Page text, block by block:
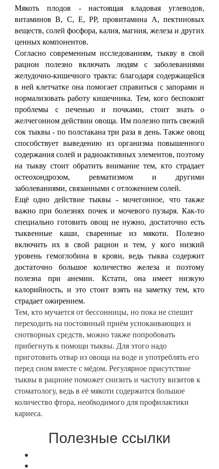
Мякоть плодов - настоящая кладовая углеводов,
витаминов В, С, Е, РР, провитамина А, пектиновых
веществ, солей фосфора, калия, магния, железа и других
ценных компонентов.
Согласно современным исследованиям, тыкву в свой
рацион полезно включать людям с заболеваниями
желудочно-кишечного тракта: благодаря содержащейся
в ней клетчатке она помогает справиться с запорами и
нормализовать работу кишечника. Тем, кого беспокоят
проблемы с печенью и почками, стоит знать о
желчегонном действии овоща. Им полезно пить свежий
сок тыквы - по полстакана три раза в день. Также овощ
способствует выведению из организма повышенного
содержания солей и радиоактивных элементов, поэтому
на тыкву стоит обратить внимание тем, кто страдает
остеохондрозом, ревматизмом и другими
заболеваниями, связанными с отложением солей.
Ещё одно действие тыквы - мочегонное, что также
важно при болезнях почек и мочевого пузыря. Как-то
специально готовить овощ не нужно, достаточно есть
тыквенные каши, сваренные из мякоти. Полезно
включить их в свой рацион и тем, у кого низкий
уровень гемоглобина в крови, ведь тыква содержит
достаточно большое количество железа и поэтому
полезна при анемии. Кстати, она имеет низкую
калорийность, и это стоит взять на заметку тем, кто
страдает ожирением.
Тем, кто мучается от бессонницы, но пока не спешит
переходить на постоянный приём успокаивающих и
снотворных средств, можно также попробовать
прибегнуть к помощи тыквы. Для этого надо
приготовить отвар из овоща на воде и употреблять его
перед сном вместе с мёдом. Регулярное присутствие
тыквы в рационе поможет снизить и частоту визитов к
стоматологу, ведь в её мякоти содержится большое
количество фтора, необходимого для профилактики
кариеса.
Полезные ссылки